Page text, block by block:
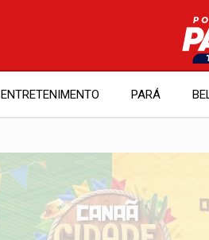
ENTRETENIMENTO PARÁ